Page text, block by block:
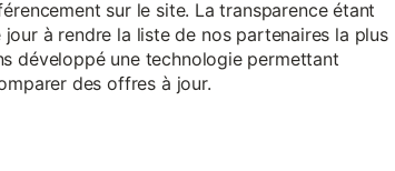
sur le site. La transparence étant
à rendre la liste de nos partenaires la plus
développé une technologie permettant
des offres à jour.